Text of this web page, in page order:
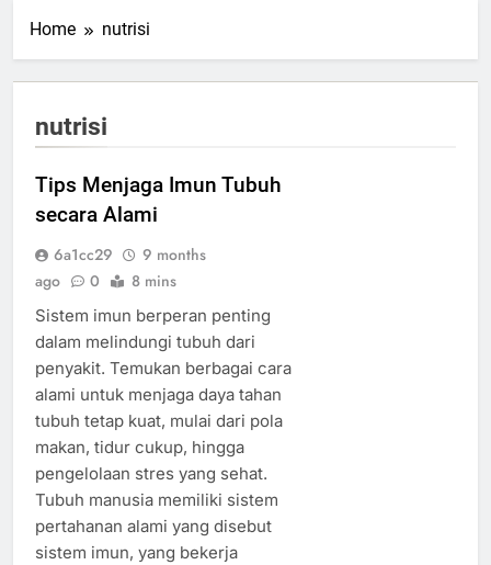
Home nutrisi
nutrisi
Tips Menjaga Imun Tubuh
secara Alami
6a1cc29
9 months
ago
0 8 mins
Sistem imun berperan penting
dalam melindungi tubuh dari
penyakit. Temukan berbagai cara
alami untuk menjaga daya tahan
tubuh tetap kuat, mulai dari pola
makan, tidur cukup, hingga
pengelolaan stres yang sehat.
Tubuh manusia memiliki sistem
pertahanan alami yang disebut
sistem imun, yang bekerja